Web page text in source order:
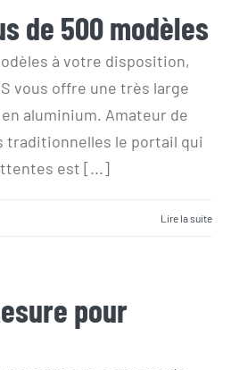
de 500 modèles
de 500 modèles
à votre disposition,
vous offre une très large
aluminium. Amateur de
traditionnelles le portail qui
est [...]
Lire la suite
Vérandapour